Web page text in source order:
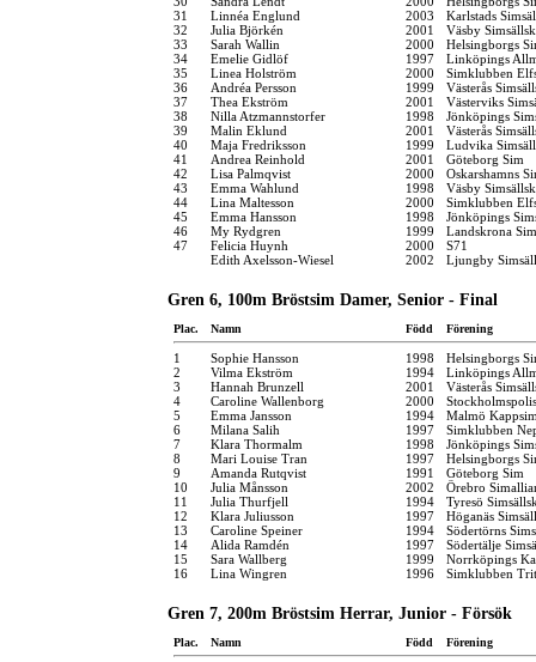
31
Linnéa Englund 2003
Karlstads
32
Julia Björkén 2001
Väsby
33
Sarah Wallin 2000
Helsingborgs
34
Emelie Gidlöf 1997
Linköpings
35
Linea Holström 2000
Simklubben
36
Andréa Persson 1999
Västerås
37
Thea Ekström 2001
Västerviks
38
Nilla Atzmannstorfer 1998
Jönköpings
39
Malin Eklund 2001
Västerås
40
Maja Fredriksson 1999
Ludvika
41
Andrea Reinhold 2001
Göteborg Sim
42
Lisa Palmqvist 2000
Oskarshamns
43
Emma Wahlund 1998
Väsby
44
Lina Maltesson 2000
Simklubben
45
Emma Hansson 1998
Jönköpings
46
My Rydgren 1999
Landskrona
47
Felicia Huynh 2000
S71
Edith Axelsson-Wiesel
2002 Ljungby
Gren 6, 100m Bröstsim Damer, Senior - Final
Plac. Namn Född Förening
1 Sophie Hansson 1998
Helsingborgs
2
Vilma Ekström 1994
Linköpings
3
Hannah Brunzell 2001
Västerås
4
Caroline Wallenborg 2000
5
Emma Jansson 1994
Malmö
6
Milana Salih 1997
Simklubben
7
Klara Thormalm 1998
Jönköpings
8
Mari Louise Tran 1997
Helsingborgs
9
Amanda Rutqvist 1991
Göteborg Sim
10
Julia Månsson 2002
Örebro
11
Julia Thurfjell 1994
Tyresö
12
Klara Juliusson 1997
Höganäs
13
Caroline Speiner 1994
Södertörns
14
Alida Ramdén 1997
Södertälje
15
Sara Wallberg 1999
Norrköpings
16
Lina Wingren 1996 Simklubben
Gren 7, 200m Bröstsim Herrar, Junior - Försök
Plac. Namn Född Förening